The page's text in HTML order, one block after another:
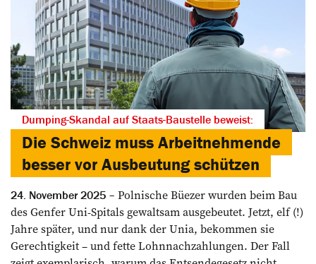
Dumping-Skandal auf Staats-Baustelle beweist:
Die Schweiz muss Arbeitnehmende
besser vor Ausbeutung schützen
24. November 2025
Polnische Büezer wurden beim Bau
des Genfer Uni-Spitals gewaltsam ausgebeutet. Jetzt, elf (!)
Jahre später, und nur dank der Unia, bekommen sie
Gerechtigkeit – und fette Lohnnachzahlungen. Der Fall